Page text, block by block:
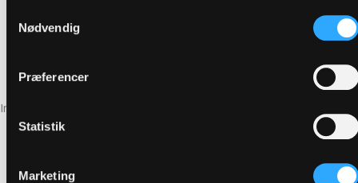
Nødvendig
Præferencer
Statistik
Marketing
Siehe unseren Smiley-Bericht
Informationen
FAQ - Häufig gestellte Fragen